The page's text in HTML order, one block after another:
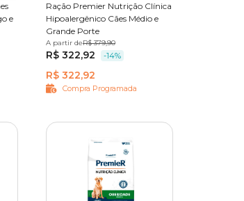
e
Ração Premier Nutrição Clínica
Hipoalergênico Cães Médio e
Grande Porte
10,1 kg
A partir deR$ 379,90
R$ 322,92 -14%
R$ 322,92
Compra Programada